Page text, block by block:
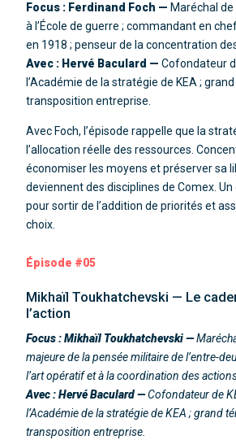
Focus : Ferdinand Foch — Maréchal
à l’École de guerre ; commandant en
en 1918 ; penseur de la concentration
Avec : Hervé Baculard —Cofondateur
l’Académie de la stratégie de KEA ;
transposition entreprise.
Avec Foch, l’épisode rappelle que la
l’allocation réelle des ressources.
économiser les moyens et préserver sa
deviennent des disciplines de Comex.
pour sortir de l’addition de priorités et
choix.
Épisode #05
Mikhaïl Toukhatchevski — Le
l’action
Focus : Mikhaïl Toukhatchevski —
majeure de la pensée militaire de l’entre-
l’art opératif et à la coordination des
Avec : Hervé Baculard —Cofondateur de
l’Académie de la stratégie de KEA ; grand
transposition entreprise.